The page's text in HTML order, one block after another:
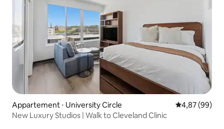
Appartement ⋅ University Circle Évaluation
4,87 (99)
New Luxury Studios | Walk to Cleveland Clinic